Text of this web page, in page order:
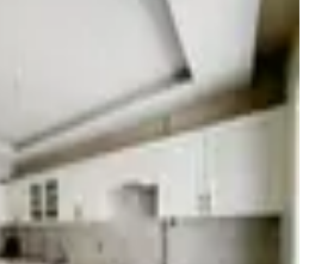
Gözde Semtte Havuzlu
Yapı Satılık Daire
Yamaçtepe Mahallesi
·7. Kat·07.08.2026
₺